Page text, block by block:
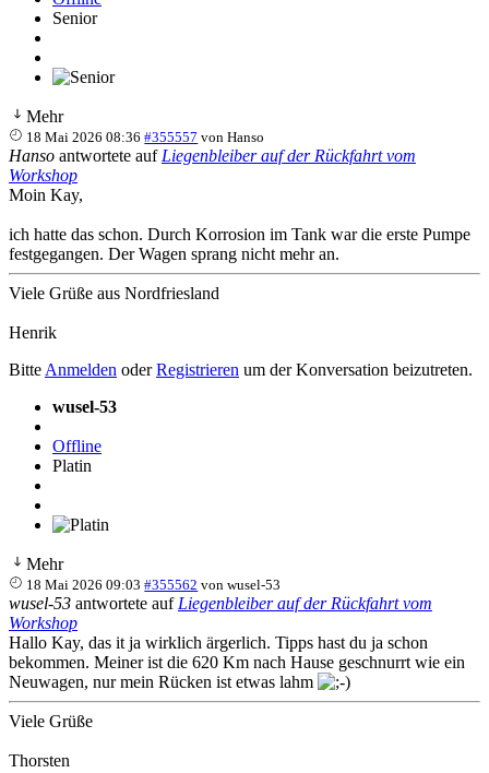
Senior
Mehr
18 Mai 2026 08:36 #355557 vonHanso
Hanso antwortete auf Liegenbleiber auf der Rückfahrt vom
Workshop
Moin Kay,
ich hatte das schon. Durch Korrosion im Tank war die erste Pumpe
festgegangen. Der Wagen sprang nicht mehr an.
Viele Grüße aus Nordfriesland
Henrik
Bitte Anmelden oderRegistrieren um der Konversation beizutreten.
wusel-53
Offline
Platin
Mehr
18 Mai 2026 09:03 #355562 vonwusel-53
wusel-53 antwortete auf Liegenbleiber auf der Rückfahrt vom
Workshop
Hallo Kay, das it ja wirklich ärgerlich. Tipps hast du ja schon
bekommen. Meiner ist die 620 Km nach Hause geschnurrt wie ein
Neuwagen, nur mein Rücken ist etwas lahm
Viele Grüße
Thorsten